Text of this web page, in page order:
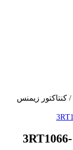
/ کنتاکتور زیمنس
کنتاکتور زیمنس 300 آمپر مدل 3RT1066-